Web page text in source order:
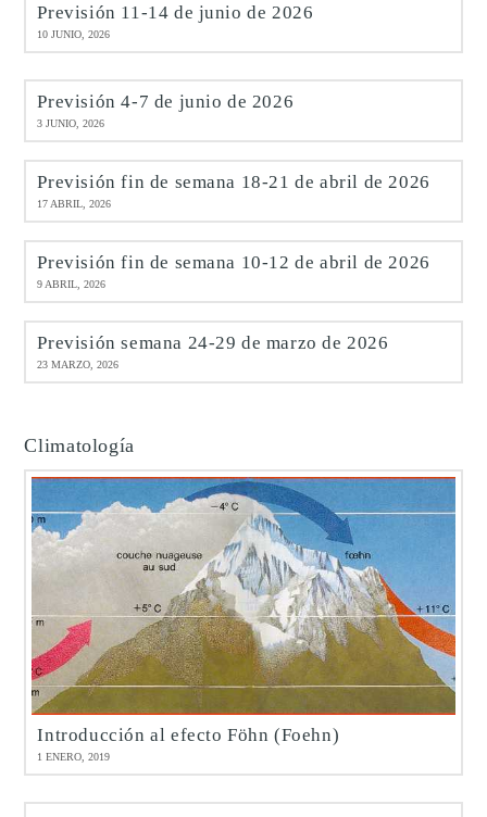
Previsión 11-14 de junio de 2026
10 JUNIO, 2026
Previsión 4-7 de junio de 2026
3 JUNIO, 2026
Previsión fin de semana 18-21 de abril de 2026
17 ABRIL, 2026
Previsión fin de semana 10-12 de abril de 2026
9 ABRIL, 2026
Previsión semana 24-29 de marzo de 2026
23 MARZO, 2026
Climatología
Introducción al efecto Föhn (Foehn)
1 ENERO, 2019